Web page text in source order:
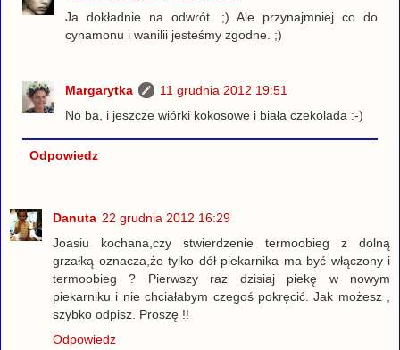
Ja dokładnie na odwrót. ;) Ale przynajmniej co do
cynamonu i wanilii jesteśmy zgodne. ;)
Margarytka
11 grudnia 2012 19:51
No ba, i jeszcze wiórki kokosowe i biała czekolada :-)
Odpowiedz
Danuta 22 grudnia 2012 16:29
Joasiu kochana,czy stwierdzenie termoobieg z dolną
grzałką oznacza,że tylko dół piekarnika ma być włączony i
termoobieg ? Pierwszy raz dzisiaj piekę w nowym
piekarniku i nie chciałabym czegoś pokręcić. Jak możesz ,
szybko odpisz. Proszę !!
Odpowiedz